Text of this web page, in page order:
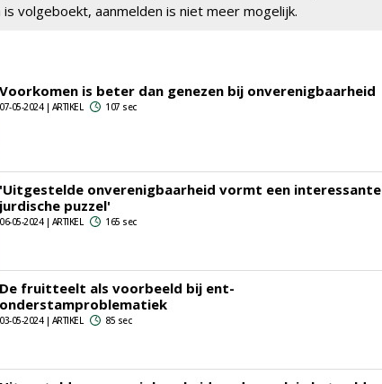
volgeboekt, aanmelden is niet meer mogelijk.
Voorkomen is beter dan genezen bij onverenigbaarheid
07-05-2024 | ARTIKEL 107 sec
'Uitgestelde onverenigbaarheid vormt een interessante
jurdische puzzel'
06-05-2024 | ARTIKEL 165 sec
De fruitteelt als voorbeeld bij ent-
onderstamproblematiek
03-05-2024 | ARTIKEL 85 sec